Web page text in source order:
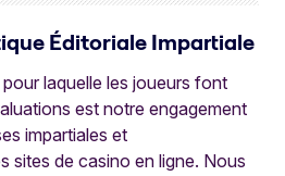
Éditoriale Impartiale
laquelle les joueurs font
est notre engagement
impartiales et
sites de casino en ligne. Nous